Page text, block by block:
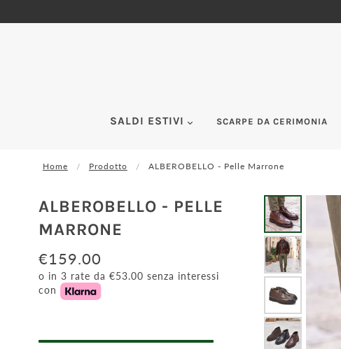
SALDI ESTIVI SCARPE DA CERIMONIA
Home Prodotto ALBEROBELLO - Pelle Marrone
ALBEROBELLO - PELLE
MARRONE
€159.00
o in 3 rate da €53.00 senza interessi
con